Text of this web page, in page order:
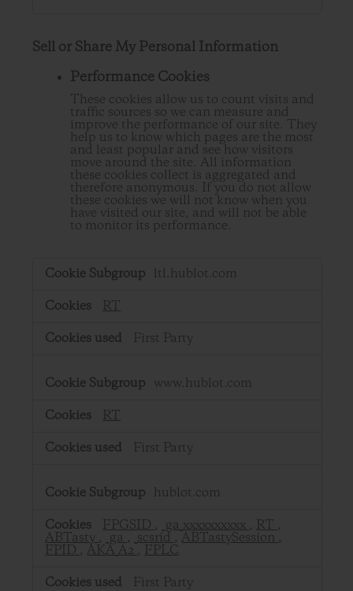
Sell or Share My Personal Information
Performance Cookies
These cookies allow us to count visits and
traffic sources so we can measure and
improve the performance of our site. They
help us to know which pages are the most
and least popular and see how visitors
move around the site. All information
these cookies collect is aggregated and
therefore anonymous. If you do not allow
these cookies we will not know when you
have visited our site, and will not be able
to monitor its performance.
,Performance
Cookies
ltl.hublot.com
RT
First Party
www.hublot.com
RT
First Party
hublot.com
FPGSID , _ga_xxxxxxxxxx , RT
,
ABTasty , _ga , _scsrid , ABTastySession ,
FPID , AKA_A2 , FPLC
First Party